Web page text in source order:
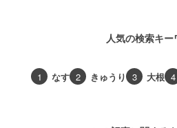
人気の検索キー
1 なす 2 きゅうり 3 大根 4